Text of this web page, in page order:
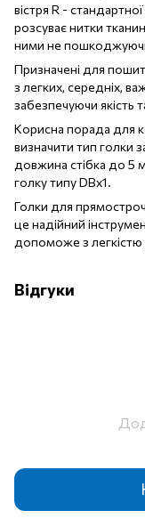
вістря R -
розсуває нитки
ними не пошкоджуючи
Призначені для
з легких, середніх,
забезпечуючи якість
Корисна порада для
визначити тип
довжина стібка до 5
голку типу DBx1.
Голки для
це надійний
допоможе з легкістю
Відгуки